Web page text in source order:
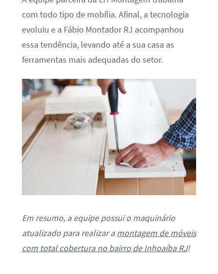
com todo tipo de mobília. Afinal, a tecnologia
evoluiu e a Fábio Montador RJ acompanhou
essa tendência, levando até a sua casa as
ferramentas mais adequadas do setor.
Em resumo, a equipe possui o maquinário
atualizado para realizar a montagem de móveis
com total cobertura no bairro de Inhoaíba RJ!